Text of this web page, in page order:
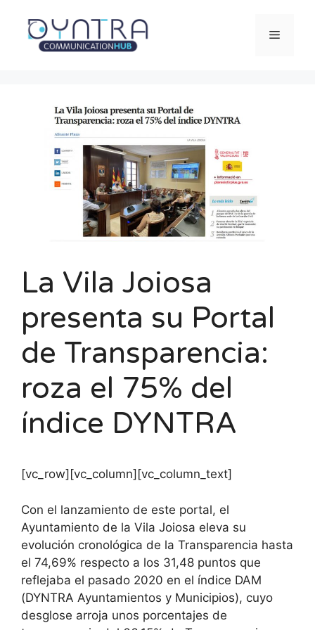
contenido
Menú
La Vila Joiosa
presenta su Portal
de Transparencia:
roza el 75% del
índice DYNTRA
[vc_row][vc_column][vc_column_text]
Con el lanzamiento de este portal, el
Ayuntamiento de la Vila Joiosa eleva su
evolución cronológica de la Transparencia hasta
el 74,69% respecto a los 31,48 puntos que
reflejaba el pasado 2020 en el índice DAM
(DYNTRA Ayuntamientos y Municipios), cuyo
desglose arroja unos porcentajes de